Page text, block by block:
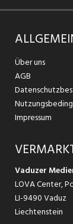
Über uns
AGB
Impressum
Vaduzer
LOVA Center,
LI-9490 Vaduz
Liechtenstein